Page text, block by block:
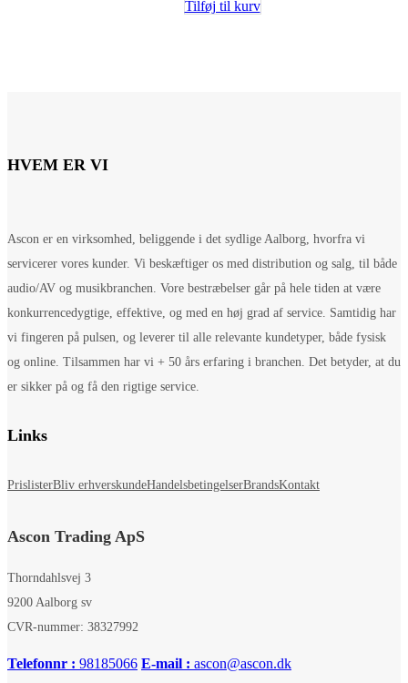
Tilføj til kurv
HVEM ER VI
Ascon er en virksomhed, beliggende i det sydlige Aalborg, hvorfra vi
servicerer vores kunder. Vi beskæftiger os med distribution og salg, til både
audio/AV og musikbranchen. Vore bestræbelser går på hele tiden at være
konkurrencedygtige, effektive, og med en høj grad af service. Samtidig har
vi fingeren på pulsen, og leverer til alle relevante kundetyper, både fysisk
og online. Tilsammen har vi + 50 års erfaring i branchen. Det betyder, at du
er sikker på og få den rigtige service.
Links
PrislisterBliv erhverskundeHandelsbetingelserBrandsKontakt
Ascon Trading ApS
Thorndahlsvej 3
9200 Aalborg sv
CVR-nummer: 38327992
Telefonnr : 98185066 E-mail : ascon@ascon.dk